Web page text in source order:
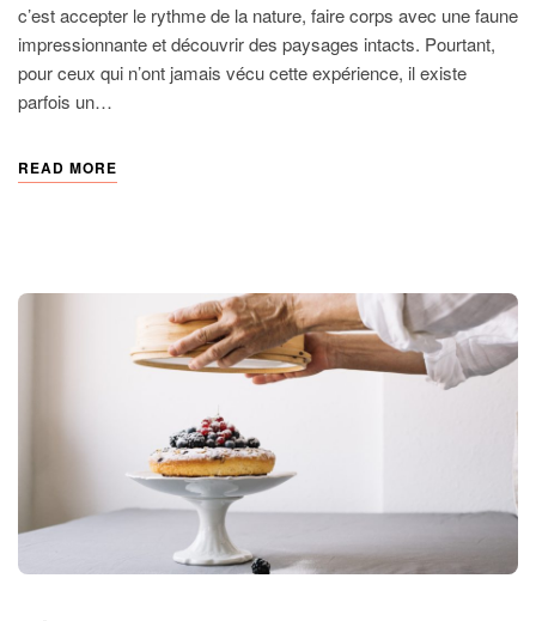
c’est accepter le rythme de la nature, faire corps avec une faune
impressionnante et découvrir des paysages intacts. Pourtant,
pour ceux qui n’ont jamais vécu cette expérience, il existe
parfois un…
READ MORE